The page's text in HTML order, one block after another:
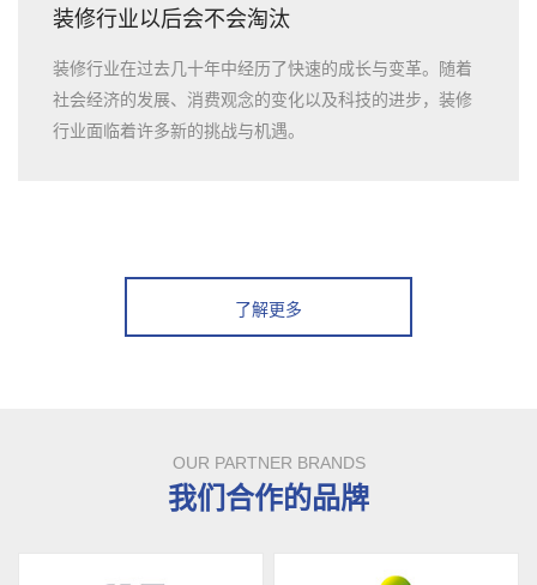
装修行业以后会不会淘汰
装修行业在过去几十年中经历了快速的成长与变革。随着
社会经济的发展、消费观念的变化以及科技的进步，装修
行业面临着许多新的挑战与机遇。
了解更多
OUR PARTNER BRANDS
我们合作的品牌